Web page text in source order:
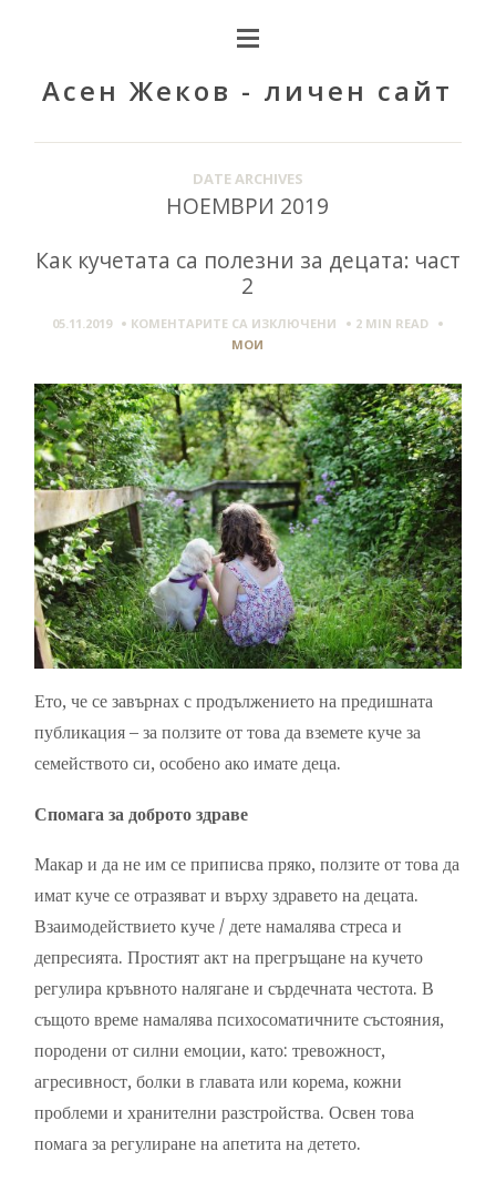
Асен Жеков - личен сайт
DATE ARCHIVES
НОЕМВРИ 2019
Как кучетата са полезни за децата: част
2
05.11.2019 КОМЕНТАРИТЕ СА ИЗКЛЮЧЕНИЗА
СА
ПОЛЕЗНИ
ЗА
ДЕЦАТА:
ЧАСТ
2
2 MIN READ
МОИ
Ето, че се завърнах с продължението на предишната
публикация – за ползите от това да вземете куче за
семейството си, особено ако имате деца.
Спомага за доброто здраве
Макар и да не им се приписва пряко, ползите от това да
имат куче се отразяват и върху здравето на децата.
Взаимодействието куче / дете намалява стреса и
депресията. Простият акт на прегръщане на кучето
регулира кръвното налягане и сърдечната честота. В
същото време намалява психосоматичните състояния,
породени от силни емоции, като: тревожност,
агресивност, болки в главата или корема, кожни
проблеми и хранителни разстройства. Освен това
помага за регулиране на апетита на детето.